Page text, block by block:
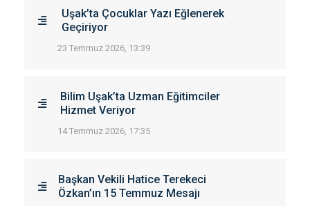
Uşak’ta Çocuklar Yazı Eğlenerek
Geçiriyor
23 Temmuz 2026, 13:39
Bilim Uşak’ta Uzman Eğitimciler
Hizmet Veriyor
14 Temmuz 2026, 17:35
Başkan Vekili Hatice Terekeci
Özkan’ın 15 Temmuz Mesajı